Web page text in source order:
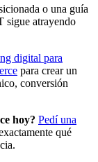
o una guía
sigue atrayendo
digital para
para crear un
conversión
hoy? Pedí una
qué